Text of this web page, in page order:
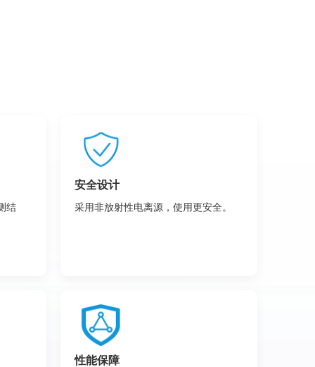
结
安全设计
采用非放射性电离源，使用更安全。
性能保障